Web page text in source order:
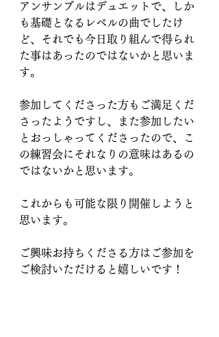
アンサンブルはデュエットで、しか
も基礎となるレベルの曲でしたけ
ど、それでも今日取り組んで得られ
た事はあったのではないかと思いま
す。
参加してくださった方もご満足くだ
さったようですし、また参加したい
とおっしゃってくださったので、こ
の練習会にそれなりの意味はあるの
ではないかと思います。
これからも可能な限り開催しようと
思います。
ご興味お持ちくださる方はご参加を
ご検討いただけると嬉しいです！